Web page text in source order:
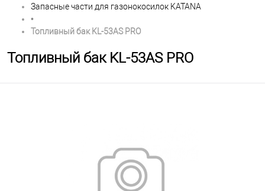
Запасные части для газонокосилок KATANA
•
Топливный бак KL-53AS PRO
Топливный бак KL-53AS PRO